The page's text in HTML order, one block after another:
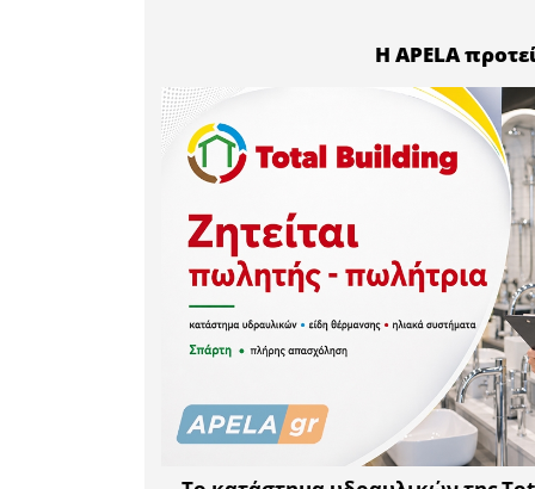
το 2021.
• Οι
μία
με 20%.
Ευρώπης